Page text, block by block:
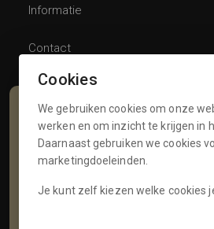
Informatie
Contact
Schrijf je in voor
Voornaam
Cookies
We gebruiken cookies om onze
werken en om inzicht te krijgen in
Daarnaast gebruiken we cookies
marketingdoeleinden.
Je kunt zelf kiezen welke cookies